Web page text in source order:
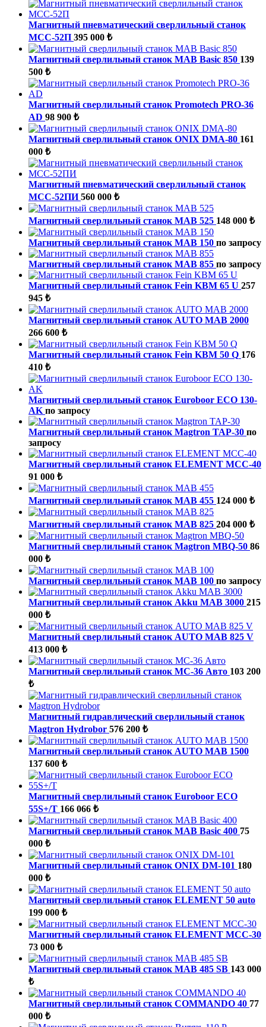
Магнитный пневматический сверлильный станок
МСС-52П 395 000 ₺
Магнитный сверлильный станок MAB Basic 850 139
500 ₺
Магнитный сверлильный станок Promotech PRO-36
AD 98 900 ₺
Магнитный сверлильный станок ONIX DMA-80 161
000 ₺
Магнитный пневматический сверлильный станок
МСС-52ПИ 560 000 ₺
Магнитный сверлильный станок MAB 525 148 000 ₺
Магнитный сверлильный станок MAB 150 по запросу
Магнитный сверлильный станок MAB 855 по запросу
Магнитный сверлильный станок Fein KBM 65 U 257
945 ₺
Магнитный сверлильный станок AUTO MAB 2000
266 600 ₺
Магнитный сверлильный станок Fein KBM 50 Q 176
410 ₺
Магнитный сверлильный станок Euroboor ECO 130-
AK по запросу
Магнитный сверлильный станок Magtron TAP-30 по
запросу
Магнитный сверлильный станок ELEMENT МСС-40
91 000 ₺
Магнитный сверлильный станок MAB 455 124 000 ₺
Магнитный сверлильный станок MAB 825 204 000 ₺
Магнитный сверлильный станок Magtron MBQ-50 86
000 ₺
Магнитный сверлильный станок MAB 100 по запросу
Магнитный сверлильный станок Аkku МАВ 3000 215
000 ₺
Магнитный сверлильный станок AUTO MAB 825 V
413 000 ₺
Магнитный сверлильный станок МС-36 Авто 103 200
₺
Магнитный гидравлический сверлильный станок
Magtron Hydrobor 576 200 ₺
Магнитный сверлильный станок AUTO MAB 1500
137 600 ₺
Магнитный сверлильный станок Euroboor ECO
55S+/T 166 066 ₺
Магнитный сверлильный станок MAB Basic 400 75
000 ₺
Магнитный сверлильный станок ONIX DM-101 180
000 ₺
Магнитный сверлильный станок ELEMENT 50 auto
199 000 ₺
Магнитный сверлильный станок ELEMENT МСС-30
73 000 ₺
Магнитный сверлильный станок MAB 485 SB 143 000
₺
Магнитный сверлильный станок COMMANDO 40 77
000 ₺